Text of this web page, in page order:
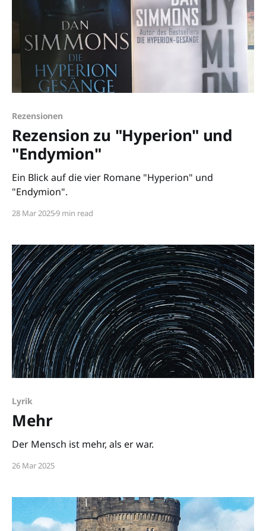
Rezensionen
Rezension zu "Hyperion" und
"Endymion"
Ein Blick auf die vier Romane "Hyperion" und
"Endymion".
28 Mar 20259 min read
Lyrik
Mehr
Der Mensch ist mehr, als er war.
26 Mar 2025